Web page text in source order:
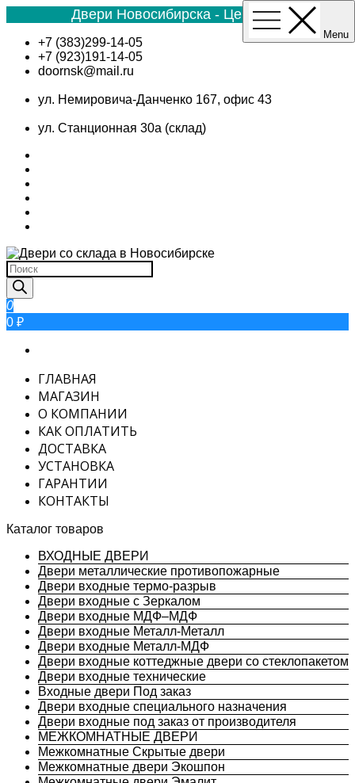
Двери Новосибирска - Цена №1
Skip
content
+7 (383)299-14-05
+7 (923)191-14-05
doornsk@mail.ru
ул. Немировича-Данченко 167, офис 43
ул. Станционная 30а (склад)
Поиск
товаров
0
0 ₽
Menu
ГЛАВНАЯ
МАГАЗИН
О КОМПАНИИ
КАК ОПЛАТИТЬ
ДОСТАВКА
УСТАНОВКА
ГАРАНТИИ
КОНТАКТЫ
Каталог товаров
ВХОДНЫЕ ДВЕРИ
Двери металлические противопожарные
Двери входные термо-разрыв
Двери входные с Зеркалом
Двери входные МДФ–МДФ
Двери входные Металл-Металл
Двери входные Металл-МДФ
Двери входные коттеджные двери со стеклопакетом
Двери входные технические
Входные двери Под заказ
Двери входные специального назначения
Двери входные под заказ от производителя
МЕЖКОМНАТНЫЕ ДВЕРИ
Межкомнатные Скрытые двери
Межкомнатные двери Экошпон